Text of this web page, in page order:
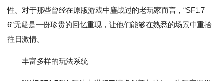
性。对于那些曾经在原版游戏中鏖战过的老玩家而言，“SF1.7
6”无疑是一份珍贵的回忆重现，让他们能够在熟悉的场景中重拾
往日激情。
丰富多样的玩法系统